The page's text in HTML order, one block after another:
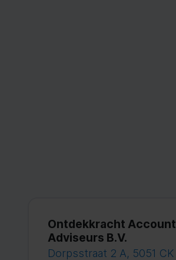
Ontdekkracht
Adviseurs B.V.
Dorpsstraat 2 A, 5051 CK